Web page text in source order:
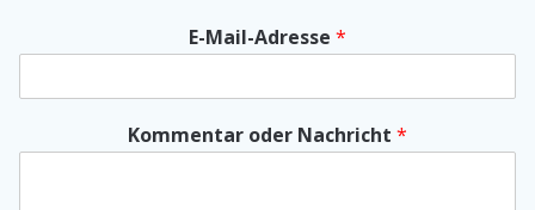
E-Mail-Adresse *
Kommentar oder Nachricht *